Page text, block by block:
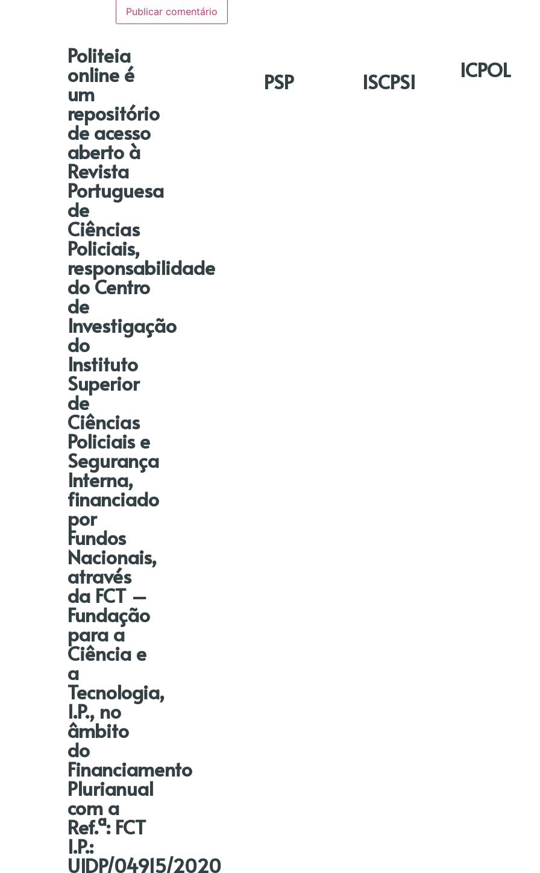
Politeia
online é
um
repositório
de acesso
aberto à
Revista
Portuguesa
de
Ciências
Policiais,
responsabilidade
do Centro
de
Investigação
do
Instituto
Superior
de
Ciências
Policiais e
Segurança
Interna,
financiado
por
Fundos
Nacionais,
através
da FCT –
Fundação
para a
Ciência e
a
Tecnologia,
I.P., no
âmbito
do
Financiamento
Plurianual
com a
Ref.ª: FCT
I.P.:
UIDP/04915/2020
PSP ISCPSI ICPOL